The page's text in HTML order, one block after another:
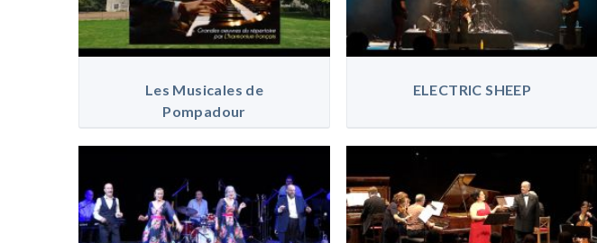
Les Musicales de
Pompadour
ELECTRIC SHEEP